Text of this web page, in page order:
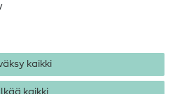
kaikki
kaikki